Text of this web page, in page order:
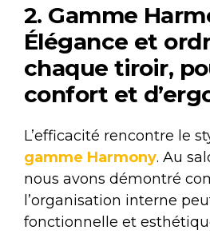
2. Gamme
Élégance et
chaque tiroir,
confort et
L’efficacité rencontre le
gamme Harmony. Au
nous avons démontré
l’organisation interne
fonctionnelle et